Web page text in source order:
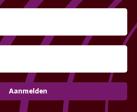
Aanmelden